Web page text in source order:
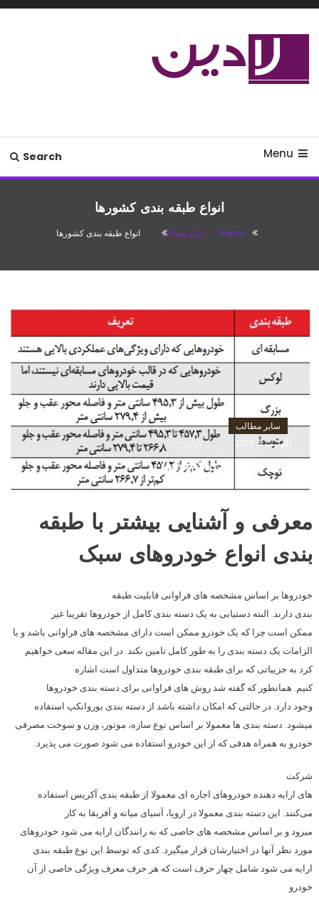
Skip
Menu
Search
انواع طبقه بندی کشورها
Home سایر مطالب انواع طبقه بندی کشورها
سایر مطالب
آگوست 3, 2016
باران
انواع طبقه بندی کشورها
معرفی و آشنايی بيشتر با طبقه
بندی انواع خودروهای سبک
خودروها بر اساس مشخصه های فراوانی قابلیت طبقه
بندی دارند. البته دستیابی به یک دسته بندی کامل از خودروها تقریبا غیر
ممکن است چرا که یک خودرو ممکن است دارای مشخصه های فراوانی باشد و یا
الزامات یک دسته بندی را به طور کامل تامين نکند. در این مقاله سعی خواهیم
کرد به جزییاتی که برای طبقه بندی خودروها متداول است اشاره
کنیم. همانطور که گفته شد روش های فراوانی برای دسته بندی خودروها
وجود دارد. در حالتی که امکان داشته باشد از دسته بندی یوروانكپ استفاده
میشود. دسته بندی ها معمولا بر اساس نوع سازه، موتور، وزن و سوخت مصرفی
خودرو به همراه هدفی که از این خودرو استفاده می شود صورت می پذیرد.
شرکت
های ارایه دهنده خودروهای اجاره ای معمولا از طبقه بندی آکریس استفاده
می‌کنند. این دسته بندی معمولا در اروپا، آسیای میانه و آفریقا به کار
میرود و بر اساس مشخصه های خاصی که به رانندگان ارایه می شود خودروهای
مورد نظر آنها در اختیارشان قرار میگیرد. کدی که توسط این نوع طبقه بندی
ارایه می شود شامل چهار حرف است که هر حرف معرف ویژگی خاصی از آن
خودرو